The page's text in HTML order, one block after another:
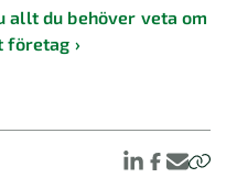
allt du behöver veta om
›